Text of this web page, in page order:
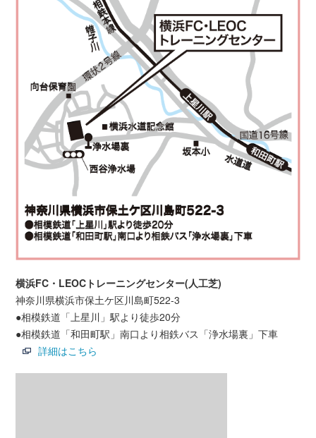
横浜FC・LEOCトレーニングセンター(人工芝)
神奈川県横浜市保土ケ区川島町522-3
●相模鉄道「上星川」駅より徒歩20分
●相模鉄道「和田町駅」南口より相鉄バス「浄水場裏」下車
詳細はこちら